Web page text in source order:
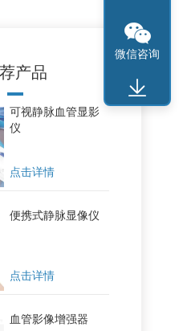
产品
可视静脉血管显影
仪
点击详情
便携式静脉显像仪
点击详情
血管影像增强器
微信咨询